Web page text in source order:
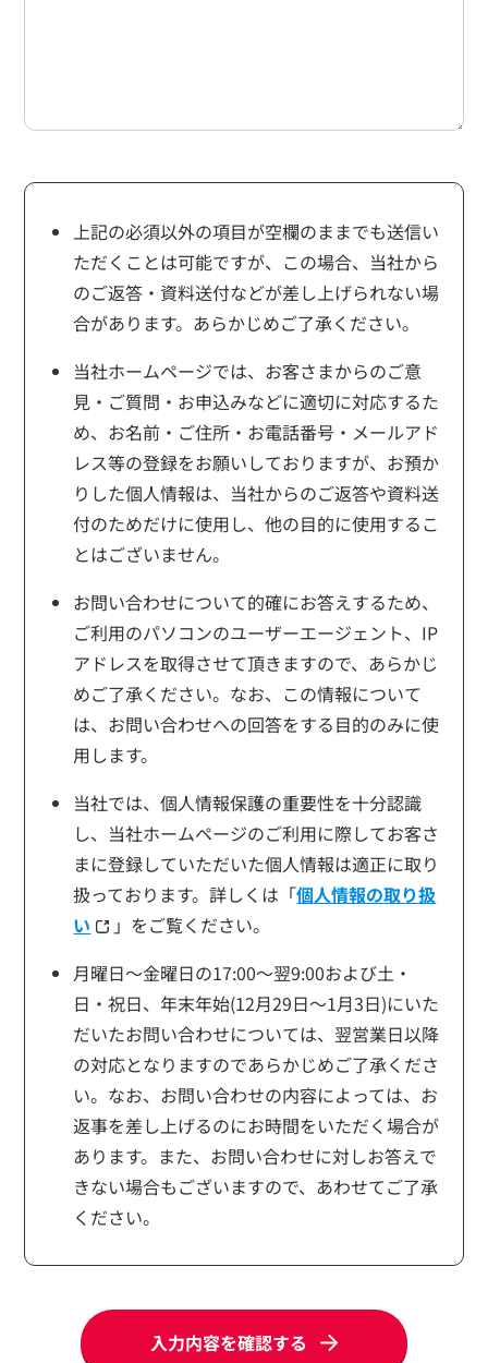
上記の必須以外の項目が空欄のままでも送信い
ただくことは可能ですが、この場合、当社から
のご返答・資料送付などが差し上げられない場
合があります。あらかじめご了承ください。
当社ホームページでは、お客さまからのご意
見・ご質問・お申込みなどに適切に対応するた
め、お名前・ご住所・お電話番号・メールアド
レス等の登録をお願いしておりますが、お預か
りした個人情報は、当社からのご返答や資料送
付のためだけに使用し、他の目的に使用するこ
とはございません。
お問い合わせについて的確にお答えするため、
ご利用のパソコンのユーザーエージェント、IP
アドレスを取得させて頂きますので、あらかじ
めご了承ください。なお、この情報について
は、お問い合わせへの回答をする目的のみに使
用します。
当社では、個人情報保護の重要性を十分認識
し、当社ホームページのご利用に際してお客さ
まに登録していただいた個人情報は適正に取り
扱っております。詳しくは「個人情報の取り扱
い
」をご覧ください。
月曜日～金曜日の17:00～翌9:00および土・
日・祝日、年末年始(12月29日～1月3日)にいた
だいたお問い合わせについては、翌営業日以降
の対応となりますのであらかじめご了承くださ
い。なお、お問い合わせの内容によっては、お
返事を差し上げるのにお時間をいただく場合が
あります。また、お問い合わせに対しお答えで
きない場合もございますので、あわせてご了承
ください。
入力内容を確認する